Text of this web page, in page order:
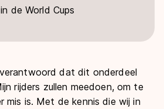
de World Cups
dat dit onderdeel
rijders zullen meedoen, om te
mis is. Met de kennis die wij in